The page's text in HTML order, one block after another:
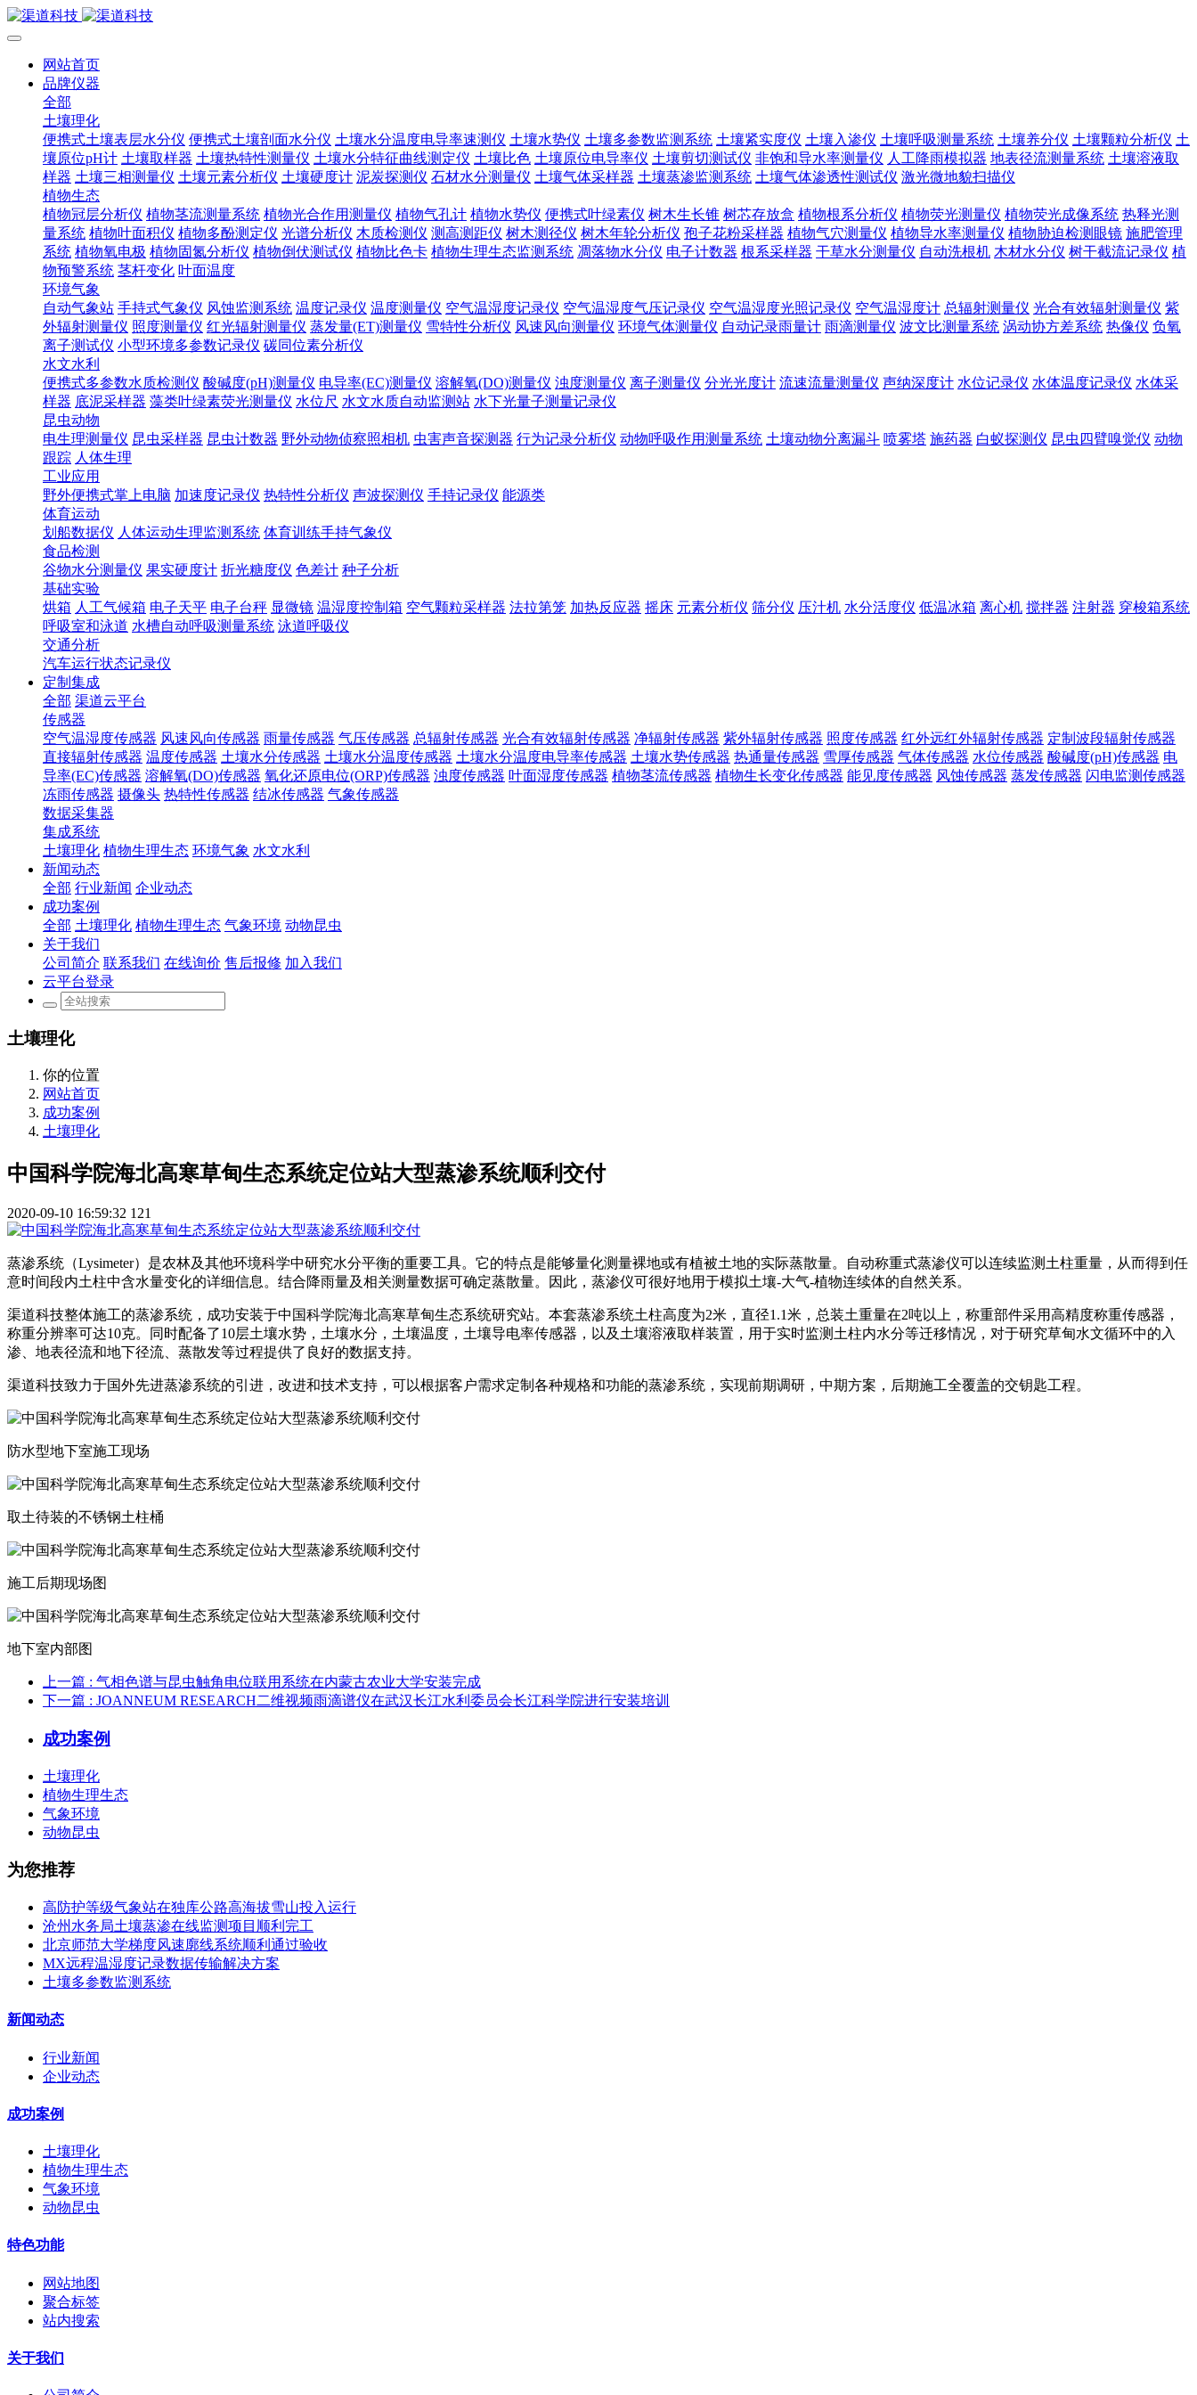
网站首页
品牌仪器
全部
土壤理化
便携式土壤表层水分仪 便携式土壤剖面水分仪 土壤水分温度电导率速测仪 土壤水势仪 土壤多参数监测系统 土壤紧实度仪 土壤入渗仪 土壤呼吸测量系统 土壤养分仪 土壤颗粒分析仪 土
壤原位pH计 土壤取样器 土壤热特性测量仪 土壤水分特征曲线测定仪 土壤比色 土壤原位电导率仪 土壤剪切测试仪 非饱和导水率测量仪 人工降雨模拟器 地表径流测量系统 土壤溶液取
样器 土壤三相测量仪 土壤元素分析仪 土壤硬度计 泥炭探测仪 石材水分测量仪 土壤气体采样器 土壤蒸渗监测系统 土壤气体渗透性测试仪 激光微地貌扫描仪
植物生态
植物冠层分析仪 植物茎流测量系统 植物光合作用测量仪 植物气孔计 植物水势仪 便携式叶绿素仪 树木生长锥 树芯存放盒 植物根系分析仪 植物荧光测量仪 植物荧光成像系统 热释光测
量系统 植物叶面积仪 植物多酚测定仪 光谱分析仪 木质检测仪 测高测距仪 树木测径仪 树木年轮分析仪 孢子花粉采样器 植物气穴测量仪 植物导水率测量仪 植物胁迫检测眼镜 施肥管理
系统 植物氧电极 植物固氮分析仪 植物倒伏测试仪 植物比色卡 植物生理生态监测系统 凋落物水分仪 电子计数器 根系采样器 干草水分测量仪 自动洗根机 木材水分仪 树干截流记录仪 植
物预警系统 茎杆变化 叶面温度
环境气象
自动气象站 手持式气象仪 风蚀监测系统 温度记录仪 温度测量仪 空气温湿度记录仪 空气温湿度气压记录仪 空气温湿度光照记录仪 空气温湿度计 总辐射测量仪 光合有效辐射测量仪 紫
外辐射测量仪 照度测量仪 红光辐射测量仪 蒸发量(ET)测量仪 雪特性分析仪 风速风向测量仪 环境气体测量仪 自动记录雨量计 雨滴测量仪 波文比测量系统 涡动协方差系统 热像仪 负氧
离子测试仪 小型环境多参数记录仪 碳同位素分析仪
水文水利
便携式多参数水质检测仪 酸碱度(pH)测量仪 电导率(EC)测量仪 溶解氧(DO)测量仪 浊度测量仪 离子测量仪 分光光度计 流速流量测量仪 声纳深度计 水位记录仪 水体温度记录仪 水体采
样器 底泥采样器 藻类叶绿素荧光测量仪 水位尺 水文水质自动监测站 水下光量子测量记录仪
昆虫动物
电生理测量仪 昆虫采样器 昆虫计数器 野外动物侦察照相机 虫害声音探测器 行为记录分析仪 动物呼吸作用测量系统 土壤动物分离漏斗 喷雾塔 施药器 白蚁探测仪 昆虫四臂嗅觉仪 动物
跟踪 人体生理
工业应用
野外便携式掌上电脑 加速度记录仪 热特性分析仪 声波探测仪 手持记录仪 能源类
体育运动
划船数据仪 人体运动生理监测系统 体育训练手持气象仪
食品检测
谷物水分测量仪 果实硬度计 折光糖度仪 色差计 种子分析
基础实验
烘箱 人工气候箱 电子天平 电子台秤 显微镜 温湿度控制箱 空气颗粒采样器 法拉第笼 加热反应器 摇床 元素分析仪 筛分仪 压汁机 水分活度仪 低温冰箱 离心机 搅拌器 注射器 穿梭箱系统
呼吸室和泳道 水槽自动呼吸测量系统 泳道呼吸仪
交通分析
汽车运行状态记录仪
定制集成
全部 渠道云平台
传感器
空气温湿度传感器 风速风向传感器 雨量传感器 气压传感器 总辐射传感器 光合有效辐射传感器 净辐射传感器 紫外辐射传感器 照度传感器 红外远红外辐射传感器 定制波段辐射传感器
直接辐射传感器 温度传感器 土壤水分传感器 土壤水分温度传感器 土壤水分温度电导率传感器 土壤水势传感器 热通量传感器 雪厚传感器 气体传感器 水位传感器 酸碱度(pH)传感器 电
导率(EC)传感器 溶解氧(DO)传感器 氧化还原电位(ORP)传感器 浊度传感器 叶面湿度传感器 植物茎流传感器 植物生长变化传感器 能见度传感器 风蚀传感器 蒸发传感器 闪电监测传感器
冻雨传感器 摄像头 热特性传感器 结冰传感器 气象传感器
数据采集器
集成系统
土壤理化 植物生理生态 环境气象 水文水利
新闻动态
全部 行业新闻 企业动态
成功案例
全部 土壤理化 植物生理生态 气象环境 动物昆虫
关于我们
公司简介 联系我们 在线询价 售后报修 加入我们
云平台登录
土壤理化
你的位置
网站首页
成功案例
土壤理化
中国科学院海北高寒草甸生态系统定位站大型蒸渗系统顺利交付
2020-09-10 16:59:32 121
蒸渗系统（Lysimeter）是农林及其他环境科学中研究水分平衡的重要工具。它的特点是能够量化测量裸地或有植被土地的实际蒸散量。自动称重式蒸渗仪可以连续监测土柱重量，从而得到任
意时间段内土柱中含水量变化的详细信息。结合降雨量及相关测量数据可确定蒸散量。因此，蒸渗仪可很好地用于模拟土壤-大气-植物连续体的自然关系。
渠道科技整体施工的蒸渗系统，成功安装于中国科学院海北高寒草甸生态系统研究站。本套蒸渗系统土柱高度为2米，直径1.1米，总装土重量在2吨以上，称重部件采用高精度称重传感器，
称重分辨率可达10克。同时配备了10层土壤水势，土壤水分，土壤温度，土壤导电率传感器，以及土壤溶液取样装置，用于实时监测土柱内水分等迁移情况，对于研究草甸水文循环中的入
渗、地表径流和地下径流、蒸散发等过程提供了良好的数据支持。
渠道科技致力于国外先进蒸渗系统的引进，改进和技术支持，可以根据客户需求定制各种规格和功能的蒸渗系统，实现前期调研，中期方案，后期施工全覆盖的交钥匙工程。
防水型地下室施工现场
取土待装的不锈钢土柱桶
施工后期现场图
地下室内部图
上一篇 : 气相色谱与昆虫触角电位联用系统在内蒙古农业大学安装完成
下一篇 : JOANNEUM RESEARCH二维视频雨滴谱仪在武汉长江水利委员会长江科学院进行安装培训
成功案例
土壤理化
植物生理生态
气象环境
动物昆虫
为您推荐
高防护等级气象站在独库公路高海拔雪山投入运行
沧州水务局土壤蒸渗在线监测项目顺利完工
北京师范大学梯度风速廓线系统顺利通过验收
MX远程温湿度记录数据传输解决方案
土壤多参数监测系统
新闻动态
行业新闻
企业动态
成功案例
土壤理化
植物生理生态
气象环境
动物昆虫
特色功能
网站地图
聚合标签
站内搜索
关于我们